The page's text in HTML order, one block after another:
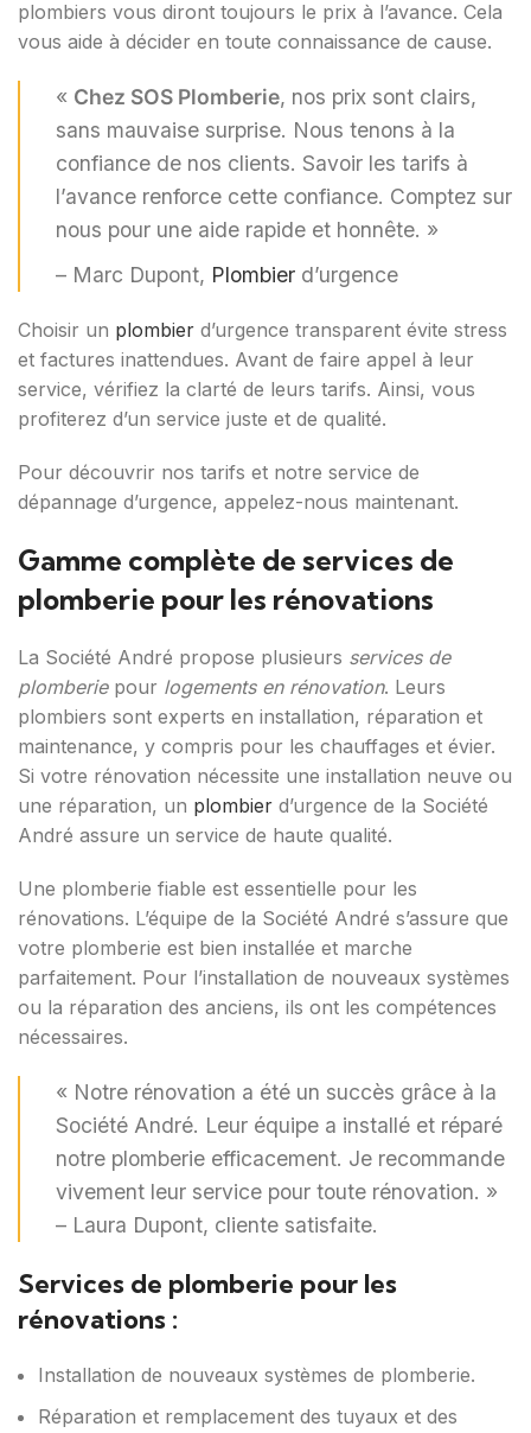
plombiers vous diront toujours le prix à l’avance. Cela
vous aide à décider en toute connaissance de cause.
« Chez SOS Plomberie, nos prix sont clairs,
sans mauvaise surprise. Nous tenons à la
confiance de nos clients. Savoir les tarifs à
l’avance renforce cette confiance. Comptez sur
nous pour une aide rapide et honnête. »
– Marc Dupont, Plombier d’urgence
Choisir un plombier d’urgence transparent évite stress
et factures inattendues. Avant de faire appel à leur
service, vérifiez la clarté de leurs tarifs. Ainsi, vous
profiterez d’un service juste et de qualité.
Pour découvrir nos tarifs et notre service de
dépannage d’urgence, appelez-nous maintenant.
Gamme complète de services de
plomberie pour les rénovations
La Société André propose plusieurs services de
plomberiepour logements en rénovation. Leurs
plombiers sont experts en installation, réparation et
maintenance, y compris pour les chauffages et évier.
Si votre rénovation nécessite une installation neuve ou
une réparation, un plombier d’urgence de la Société
André assure un service de haute qualité.
Une plomberie fiable est essentielle pour les
rénovations. L’équipe de la Société André s’assure que
votre plomberie est bien installée et marche
parfaitement. Pour l’installation de nouveaux systèmes
ou la réparation des anciens, ils ont les compétences
nécessaires.
« Notre rénovation a été un succès grâce à la
Société André. Leur équipe a installé et réparé
notre plomberie efficacement. Je recommande
vivement leur service pour toute rénovation. »
– Laura Dupont, cliente satisfaite.
Services de plomberie pour les
rénovations :
Installation de nouveaux systèmes de plomberie.
Réparation et remplacement des tuyaux et des